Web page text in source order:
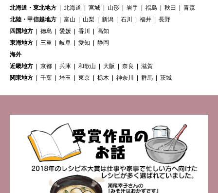
北海道・東北地方
北海道 宮城 山形 岩手 福島 秋田
青森
北陸・甲信越地方
富山 山梨 新潟 石川 福井
長野
四国地方
徳島 愛媛 香川
高知
東海地方
三重 岐阜 愛知
静岡
海外
近畿地方
京都 兵庫 和歌山 大阪 奈良
滋賀
関東地方
千葉 埼玉 東京 栃木 神奈川 群馬 茨城